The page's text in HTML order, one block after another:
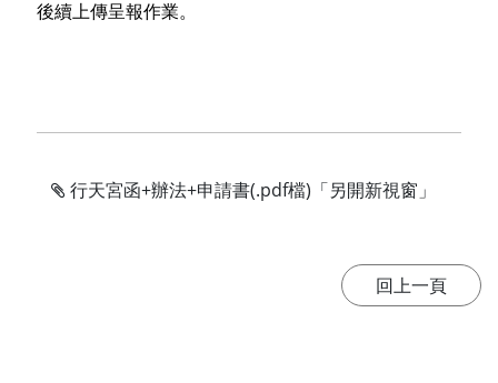
後續上傳呈報作業。
行天宮函+辦法+申請書(.pdf檔)「另開新視窗」